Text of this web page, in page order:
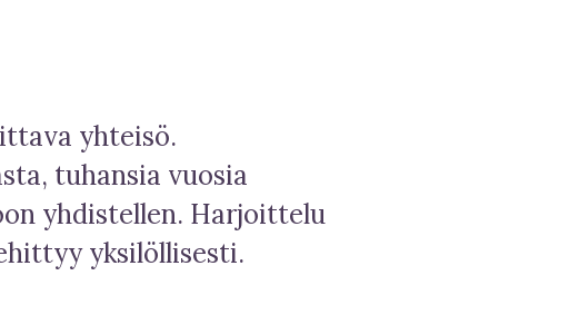
yhteisö.
tuhansia vuosia
yhdistellen. Harjoittelu
yksilöllisesti.